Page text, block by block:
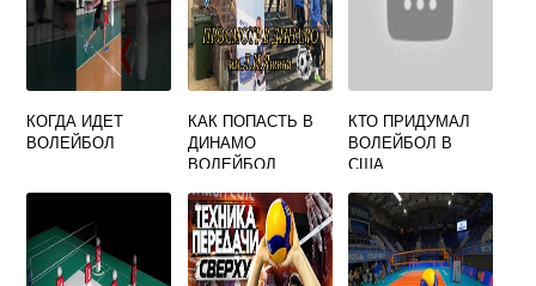
КОГДА ИДЕТ
ВОЛЕЙБОЛ
КАК ПОПАСТЬ В
ДИНАМО
ВОЛЕЙБОЛ
КТО ПРИДУМАЛ
ВОЛЕЙБОЛ В
США